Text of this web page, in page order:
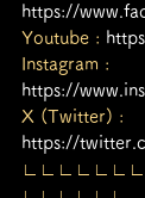
https://
Youtube :
Instagram :
https://
X (Twitter) :
https://